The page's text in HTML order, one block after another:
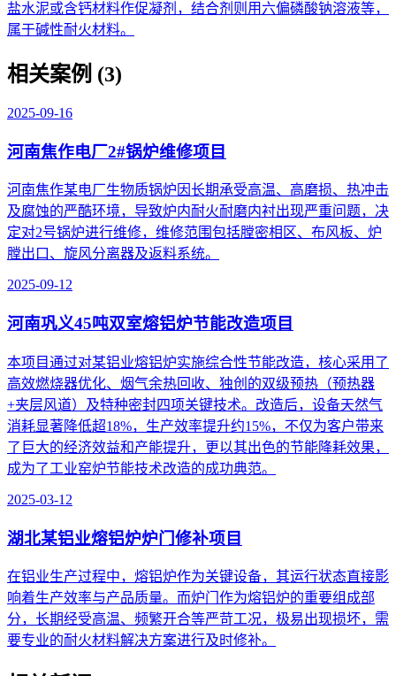
盐水泥或含钙材料作促凝剂，结合剂则用六偏磷酸钠溶液等，
属于碱性耐火材料。
相关案例 (3)
2025-09-16
河南焦作电厂2#锅炉维修项目
河南焦作某电厂生物质锅炉因长期承受高温、高磨损、热冲击
及腐蚀的严酷环境，导致炉内耐火耐磨内衬出现严重问题，决
定对2号锅炉进行维修，维修范围包括膛密相区、布风板、炉
膛出口、旋风分离器及返料系统。
2025-09-12
河南巩义45吨双室熔铝炉节能改造项目
本项目通过对某铝业熔铝炉实施综合性节能改造，核心采用了
高效燃烧器优化、烟气余热回收、独创的双级预热（预热器
+夹层风道）及特种密封四项关键技术。改造后，设备天然气
消耗显著降低超18%，生产效率提升约15%，不仅为客户带来
了巨大的经济效益和产能提升，更以其出色的节能降耗效果，
成为了工业窑炉节能技术改造的成功典范。
2025-03-12
湖北某铝业熔铝炉炉门修补项目
在铝业生产过程中，熔铝炉作为关键设备，其运行状态直接影
响着生产效率与产品质量。而炉门作为熔铝炉的重要组成部
分，长期经受高温、频繁开合等严苛工况，极易出现损坏，需
要专业的耐火材料解决方案进行及时修补。